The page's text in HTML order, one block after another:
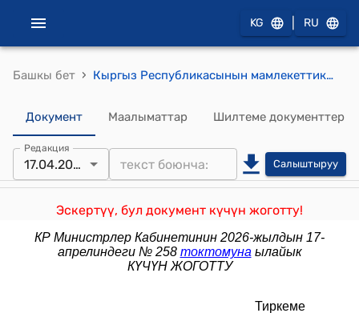
KG RU
Башкы бет › Кыргыз Республикасынын мамлекеттик жана муниципалдык жалпы билим берүү уюмдарынын жетекчилерин конкурстук тандоо тартиби жөнүндө жобо (Кыргыз Республикасынын Министрлер Кабинетинин 2024-жылдын 22-февралындагы № 79 токтому менен бекитилди)
Документ Маалыматтар Шилтеме документтер
Редакция
17.04.2026 Салыштыруу
Эскертүү, бул документ күчүн жоготту!